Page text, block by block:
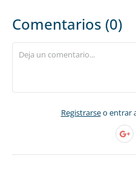
Comentarios (0)
Registrarseo entrar